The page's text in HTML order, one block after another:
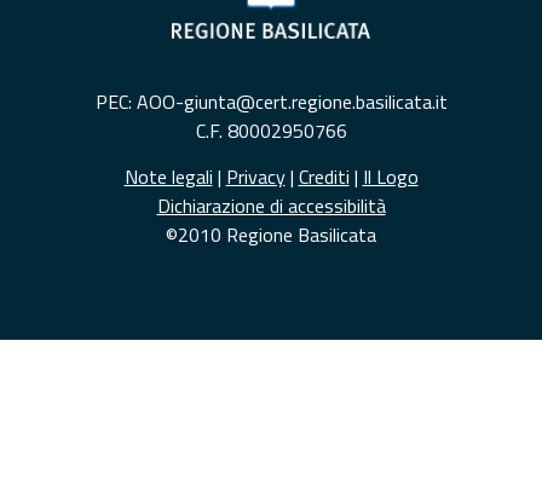
PEC: AOO-giunta@cert.regione.basilicata.it
C.F. 80002950766
Note legali | Privacy| Crediti | Il Logo
Dichiarazione di accessibilità
©2010 Regione Basilicata